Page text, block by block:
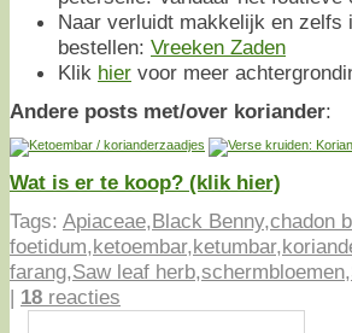
Naar verluidt makkelijk en zelfs
bestellen: Vreeken Zaden
Klik hier voor meer
Andere posts met/over koriander:
Wat is er te koop? (klik hier)
Tags: Apiaceae,Black Benny,chadon
foetidum,ketoembar,ketumbar,
farang,Saw leaf herb,schermbloemen,
| 18 reacties